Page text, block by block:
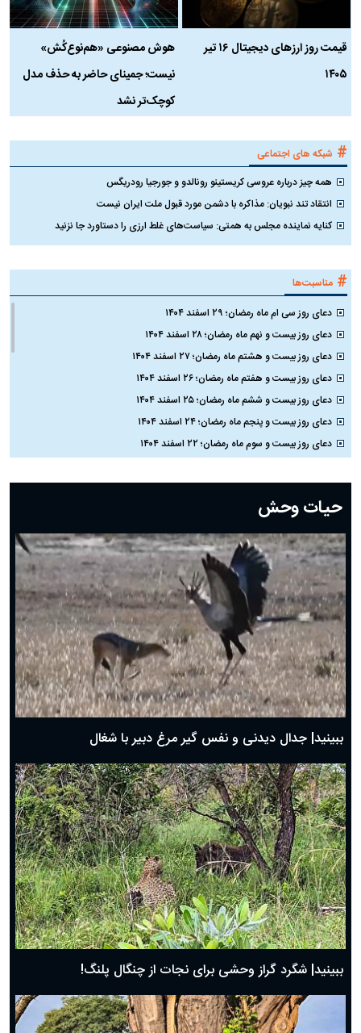
قیمت روز ارز‌های دیجیتال ۱۶ تیر
۱۴۰۵
هوش مصنوعی «هم‌نوع‌کُش»
نیست؛ جمینای حاضر به حذف مدل
کوچک‌تر نشد
# شبکه های اجتماعی
همه چیز درباره عروسی کریستینو رونالدو و جورجیا رودریگس
انتقاد تند نبویان: مذاکره با دشمن مورد قبول ملت ایران نیست
کنایه نماینده مجلس به همتی: سیاست‌های غلط ارزی را دستاورد جا نزنید
# مناسبت‌ها
دعای روز سی ام ماه رمضان؛ ۲۹ اسفند ۱۴۰۴
دعای روز بیست و نهم ماه رمضان؛ ۲۸ اسفند ۱۴۰۴
دعای روز بیست و هشتم ماه رمضان؛ ۲۷ اسفند ۱۴۰۴
دعای روز بیست و هفتم ماه رمضان؛ ۲۶ اسفند ۱۴۰۴
دعای روز بیست و ششم ماه رمضان؛ ۲۵ اسفند ۱۴۰۴
دعای روز بیست و پنجم ماه رمضان؛ ۲۴ اسفند ۱۴۰۴
دعای روز بیست و سوم ماه رمضان؛ ۲۲ اسفند ۱۴۰۴
دعای روز بیستم ماه رمضان؛ ۱۹ اسفند ۱۴۰۴
دعای روز هشتم ماه مبارک رمضان؛ ۷ اسفند ماه ۱۴۰۴
دعای روز هفتم ماه رمضان؛ ۶ اسفند ۱۴۰۴
دعای روز ششم ماه رمضان؛ ۵ اسفند ۱۴۰۴
دعای روز پنجم ماه رمضان؛ ۴ اسفند ۱۴۰۴
دعای روز چهارم ماه مبارک رمضان؛ ۳ اسفند ۱۴۰۴
دعای روز سوم ماه مبارک رمضان؛ ۱۴ اسفند ۱۴۰۴
دعای روز دوم ماه مبارک رمضان ۱ اسفند ماه ۱۴۰۴
دعای روز اول ماه مبارک رمضان، ۳۰ بهمن ۱۴۰۴
حضرت زینب(س) چگونه از دنیا رفت؟
بهترین پیامک تبریک روز پدر ۱۴۰۴؛ جملات زیبا و صمیمانه
حیات وحش
ببینید| جدال دیدنی و نفس گیر مرغ دبیر با شغال
ببینید| شگرد گراز وحشی برای نجات از چنگال پلنگ!